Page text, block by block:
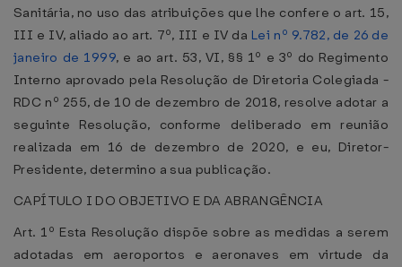
Sanitária, no uso das atribuições que lhe confere o art. 15,
III e IV, aliado ao art. 7º, III e IV da Lei nº 9.782, de 26 de
janeiro de 1999, e ao art. 53, VI, §§ 1º e 3º do Regimento
Interno aprovado pela Resolução de Diretoria Colegiada -
RDC nº 255, de 10 de dezembro de 2018, resolve adotar a
seguinte Resolução, conforme deliberado em reunião
realizada em 16 de dezembro de 2020, e eu, Diretor-
Presidente, determino a sua publicação.
CAPÍTULO I DO OBJETIVO E DA ABRANGÊNCIA
Art. 1º Esta Resolução dispõe sobre as medidas a serem
adotadas em aeroportos e aeronaves em virtude da